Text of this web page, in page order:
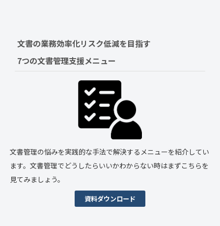
文書の業務効率化リスク低減を目指す
7つの文書管理支援メニュー
文書管理の悩みを実践的な手法で解決するメニューを紹介してい
ます。文書管理でどうしたらいいかわからない時はまずこちらを
見てみましょう。
資料ダウンロード